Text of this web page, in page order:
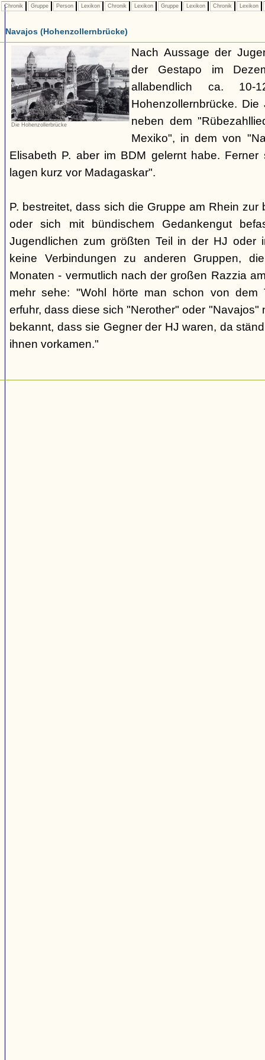
Chronik Gruppe Person Lexikon Chronik Lexikon Gruppe Lexikon Chronik Lexikon
Navajos (Hohenzollernbrücke)
Die Hohenzollerbrücke
Nach Aussage der
der Gestapo im
allabendlich ca.
Hohenzollernbrücke.
neben dem
Mexiko", in dem von
Elisabeth P. aber im BDM gelernt habe.
lagen kurz vor Madagaskar".
P. bestreitet, dass sich die Gruppe am Rhein
oder sich mit bündischem Gedankengut
Jugendlichen zum größten Teil in der HJ oder
keine Verbindungen zu anderen Gruppen,
Monaten - vermutlich nach der großen Razzia
mehr sehe: "Wohl hörte man schon von dem
erfuhr, dass diese sich "Nerother" oder "Navajos"
bekannt, dass sie Gegner der HJ waren, da
ihnen vorkamen."